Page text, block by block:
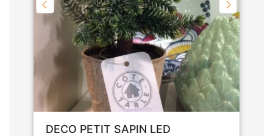
DECO PETIT SAPIN LED